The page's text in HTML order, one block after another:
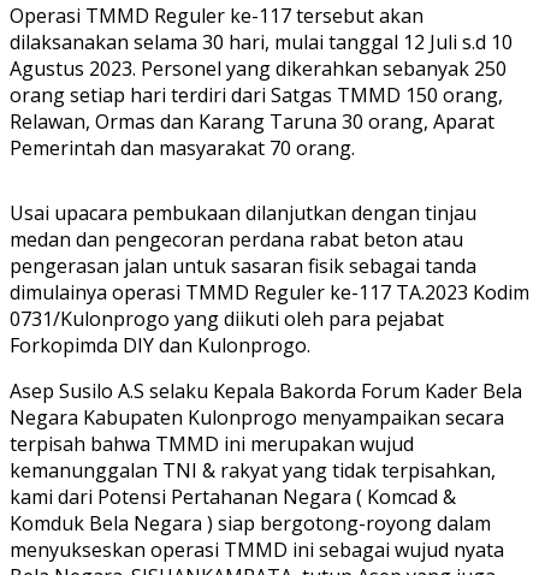
Operasi TMMD Reguler ke-117 tersebut akan
dilaksanakan selama 30 hari, mulai tanggal 12 Juli s.d 10
Agustus 2023. Personel yang dikerahkan sebanyak 250
orang setiap hari terdiri dari Satgas TMMD 150 orang,
Relawan, Ormas dan Karang Taruna 30 orang, Aparat
Pemerintah dan masyarakat 70 orang.
Usai upacara pembukaan dilanjutkan dengan tinjau
medan dan pengecoran perdana rabat beton atau
pengerasan jalan untuk sasaran fisik sebagai tanda
dimulainya operasi TMMD Reguler ke-117 TA.2023 Kodim
0731/Kulonprogo yang diikuti oleh para pejabat
Forkopimda DIY dan Kulonprogo.
Asep Susilo A.S selaku Kepala Bakorda Forum Kader Bela
Negara Kabupaten Kulonprogo menyampaikan secara
terpisah bahwa TMMD ini merupakan wujud
kemanunggalan TNI & rakyat yang tidak terpisahkan,
kami dari Potensi Pertahanan Negara ( Komcad &
Komduk Bela Negara ) siap bergotong-royong dalam
menyukseskan operasi TMMD ini sebagai wujud nyata